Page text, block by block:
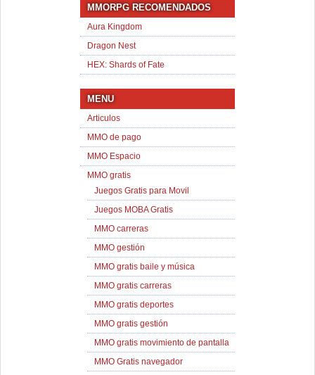
MMORPG RECOMENDADOS
Aura Kingdom
Dragon Nest
HEX: Shards of Fate
MENU
Articulos
MMO de pago
MMO Espacio
MMO gratis
Juegos Gratis para Movil
Juegos MOBA Gratis
MMO carreras
MMO gestión
MMO gratis baile y música
MMO gratis carreras
MMO gratis deportes
MMO gratis gestión
MMO gratis movimiento de pantalla
MMO Gratis navegador